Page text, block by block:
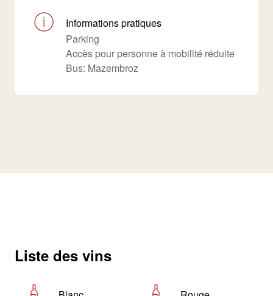
Informations pratiques
Parking
Accès pour personne à mobilité réduite
Bus: Mazembroz
Liste des vins